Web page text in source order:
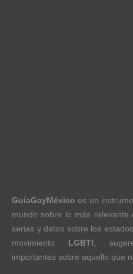
GuíaGayMéxico es un
mundo sobre lo más relevante
serias y datos sobre los
movimiento LGBTI ,
importantes sobre aquello que